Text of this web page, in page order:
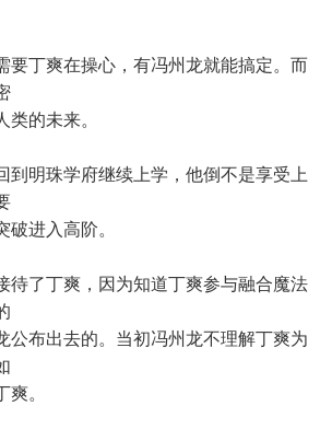
丁爽在操心，有冯州龙就能搞定。而
类的未来。
明珠学府继续上学，他倒不是享受上
破进入高阶。
了丁爽，因为知道丁爽参与融合魔法
公布出去的。当初冯州龙不理解丁爽为
爽。